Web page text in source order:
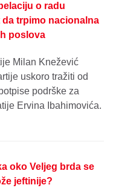
o radu
da trpimo nacionalna
poslova
Milan Knežević
uskoro tražiti od
podrške za
Ervina Ibahimovića.
oko Veljeg brda se
jeftinije?